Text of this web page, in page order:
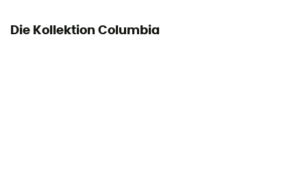
Die Kollektion Columbia